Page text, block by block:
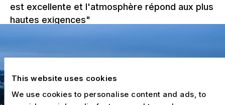
This website uses cookies
We use cookies to personalise content and ads, to
est excellente et l'atmosphère répond aux plus
hautes exigences"